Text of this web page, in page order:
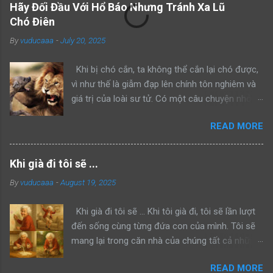
Hãy Đối Đầu Với Hổ Báo Nhưng Tránh Xa Lũ
Chó Điên
Byvuducaaa -July 20, 2025
Khi bị chó cắn, ta không thể cắn lại chó được,
vì như thế là giẫm đạp lên chính tôn nghiêm và
giá trị của loài sư tử. Có một câu chuyện nhỏ
nom lãnh địa, cả hai gặp một con sư tử đực
khác đang lang thang một mình. Sư tử bố bèn
bảo con: “Hãy nhìn bố đánh đuổi kẻ xâm phạm
lãnh thổ này đi như thế nào”. Rồi sư tử bố lao
lên anh dũng chiến đấu, bảo vệ khu vực của
tử tiếp tục dẫn nhau đi tuần tra, cả hai bắt gặp
một con hổ đang mon men săn mồi trong lãnh
thổ. Sư tử bố quay sang bảo con: “Hãy nhìn bố
READ MORE
Khi già đi tôi sẽ ...
Byvuducaaa -August 19, 2025
Khi già đi tôi sẽ ... Khi tôi già đi, tôi sẽ lần lượt
đến sống cùng từng đứa con của mình. Tôi sẽ
mang lại trong căn nhà của chúng tất cả những
trong căn nhà này. Tôi muốn “trả lại” mọi điều
READ MORE